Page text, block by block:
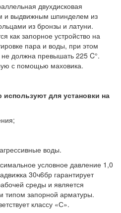
двухдисковая
и выдвижным шпинделем из
из бронзы и латуни.
как запорное устройство на
пара и воды, при этом
должна превышать 225 C°.
с помощью маховика.
для установки на
воды.
условное давление 1,0
30ч6бр гарантирует
среды и является
типом запорной арматуры.
классу «С».